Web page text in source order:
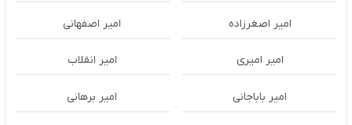
امیر اصغرزاده امیر اصفهانی
امیر امیری امیر انقلاب
امیر باباجانی امیر برهانی